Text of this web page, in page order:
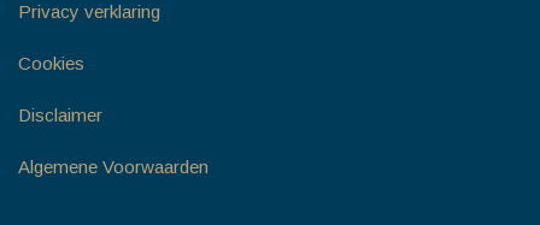
Privacy verklaring
Cookies
Disclaimer
Algemene Voorwaarden